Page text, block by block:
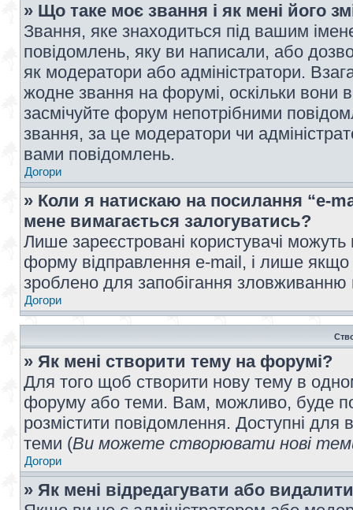
» Що таке моє звання і як мені його
Звання, яке знаходиться під вашим
повідомлень, яку ви написали, або
як модератори або адміністратори.
жодне звання на форумі, оскільки вони
засмічуйте форум непотрібними
звання, за це модератори чи
вами повідомлень.
Догори
» Коли я натискаю на посилання “e-
мене вимагається залогуватись?
Лише зареєстровані користувачі
форму відправлення e-mail, і лише
зроблено для запобігання
Догори
» Як мені створити тему на форумі?
Для того щоб створити нову тему в
форуму або теми. Вам, можливо, буде
розмістити повідомлення. Доступні для
теми (Ви можете створювати нові
Догори
» Як мені відредагувати або